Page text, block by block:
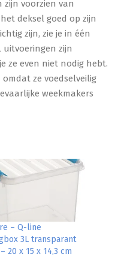
zijn voorzien van
deksel goed op zijn
zijn, zie je in één
uitvoeringen zijn
ze even niet nodig hebt.
ze voedselveilig
weekmakers
– Q-line
3L transparant
20 x 15 x 14,3 cm